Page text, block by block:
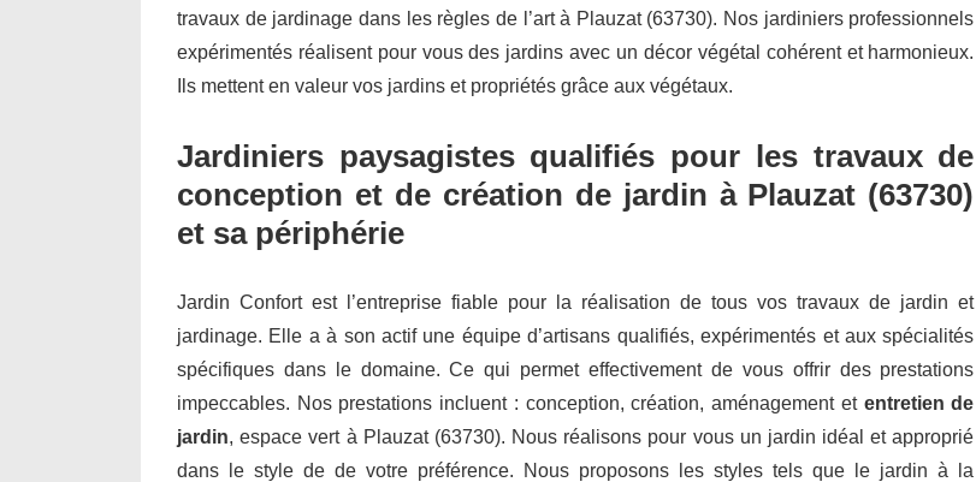
travaux de jardinage dans les règles de l’art à Plauzat (63730). Nos jardiniers professionnels
expérimentés réalisent pour vous des jardins avec un décor végétal cohérent et harmonieux.
Ils mettent en valeur vos jardins et propriétés grâce aux végétaux.
Jardiniers paysagistes qualifiés pour les travaux de
conception et de création de jardin à Plauzat (63730)
et sa périphérie
Jardin Confort est l’entreprise fiable pour la réalisation de tous vos travaux de jardin et
jardinage. Elle a à son actif une équipe d’artisans qualifiés, expérimentés et aux spécialités
spécifiques dans le domaine. Ce qui permet effectivement de vous offrir des prestations
impeccables. Nos prestations incluent : conception, création, aménagement et entretien de
jardin, espace vert à Plauzat (63730). Nous réalisons pour vous un jardin idéal et approprié
dans le style de de votre préférence. Nous proposons les styles tels que le jardin à la